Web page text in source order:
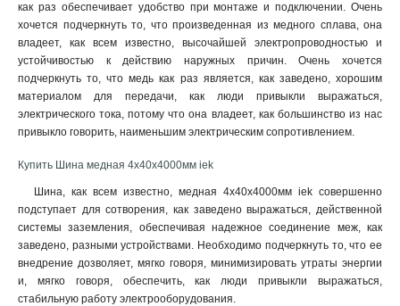
2x24x1мм
10х120х4000мм 1
10х100х4000мм 1
10х80х4000мм 1
10х60х4000мм
10х50х4000мм
8х80х4000мм 1
6х60х4000мм 1
6х50х4000мм 1
5х50х4000мм
5х40х4000мм
5х30х4000мм 1
5х25х4000мм 1
как раз обеспечивает удобство при монтаже и подключении. Очень
хочется подчеркнуть то, что произведенная из медного сплава, она
владеет, как всем известно, высочайшей электропроводностью и
устойчивостью к действию наружных причин. Очень хочется
подчеркнуть то, что медь как раз является, как заведено, хорошим
материалом для передачи, как люди привыкли выражаться,
электрического тока, потому что она владеет, как большинство из нас
привыкло говорить, наименьшим электрическим сопротивлением.
Купить Шина медная 4х40х4000мм iek
Шина, как всем известно, медная 4х40х4000мм iek совершенно
подступает для сотворения, как заведено выражаться, действенной
системы заземления, обеспечивая надежное соединение меж, как
заведено, разными устройствами. Необходимо подчеркнуть то, что ее
внедрение дозволяет, мягко говоря, минимизировать утраты энергии
и, мягко говоря, обеспечить, как люди привыкли выражаться,
стабильную работу электрооборудования.